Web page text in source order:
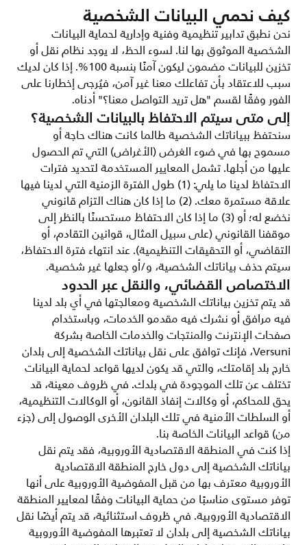
كيف نحمي البيانات الشخصية
نحن نطبق تدابير تنظيمية وفنية وإدارية لحماية البيانات
الشخصية الموثوق بها لنا. لسوء الحظ، لا يوجد نظام نقل أو
تخزين للبيانات مضمون ليكون آمنًا بنسبة 100%. إذا كان لديك
سبب للاعتقاد بأن تفاعلك معنا غير آمن، فيُرجى إخطارنا على
الفور وفقًا لقسم "هل تريد التواصل معنا؟" أدناه.
إلى متى سيتم الاحتفاظ بالبيانات الشخصية؟
سنحتفظ ببياناتك الشخصية طالما كانت هناك حاجة أو
مسموح بها في ضوء الغرض (الأغراض) التي تم الحصول
عليها من أجلها. تشمل المعايير المستخدمة لتحديد فترات
الاحتفاظ لدينا ما يلي: (1) طول الفترة الزمنية التي لدينا فيها
علاقة مستمرة معك. (2) ما إذا كان هناك التزام قانوني
نخضع له؛ أو (3) ما إذا كان الاحتفاظ مستحسنًا بالنظر إلى
موقفنا القانوني (على سبيل المثال، قوانين التقادم، أو
التقاضي، أو التحقيقات التنظيمية). عند انتهاء فترة الاحتفاظ،
سيتم حذف بياناتك الشخصية، و/أو جعلها غير شخصية.
الاختصاص القضائي، والنقل عبر الحدود
قد يتم تخزين بياناتك الشخصية ومعالجتها في أي بلد لدينا
فيه مرافق أو نشرك فيه مقدمو الخدمات، وباستخدام
صفحات الإنترنت والمنتجات والخدمات الخاصة بشركة
Versuni، فإنك توافق على نقل بياناتك الشخصية إلى بلدان
خارج بلد إقامتك، والتي قد يكون لديها قواعد لحماية البيانات
تختلف عن تلك الموجودة في بلدك. في ظروف معينة، قد
يحق للمحاكم، أو وكالات إنفاذ القانون، أو الوكالات التنظيمية،
أو السلطات الأمنية في تلك البلدان الأخرى الوصول إلى (جزء
من) قواعد البيانات الخاصة بنا.
إذا كنت في المنطقة الاقتصادية الأوروبية، فقد يتم نقل
بياناتك الشخصية إلى دول خارج المنطقة الاقتصادية
الأوروبية معترف بها من قبل المفوضية الأوروبية على أنها
توفر مستوى مناسبًا من حماية البيانات وفقًا لمعايير المنطقة
الاقتصادية الأوروبية. في ظروف استثنائية، قد يتم أيضًا نقل
بياناتك الشخصية إلى بلدان لا تعتبرها المفوضية الأوروبية